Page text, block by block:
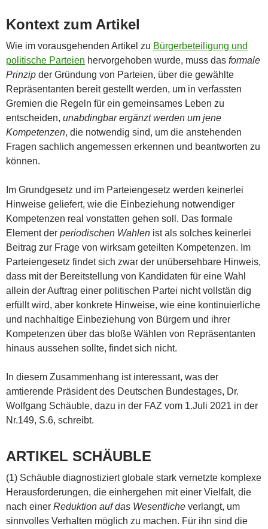
Kontext zum Artikel
Wie im vorausgehenden Artikel zu Bürgerbeteiligung und
politische Parteien hervorgehoben wurde, muss das formale
Prinzip der Gründung von Parteien, über die gewählte
Repräsentanten bereit gestellt werden, um in verfassten
Gremien die Regeln für ein gemeinsames Leben zu
entscheiden, unabdingbar ergänzt werden um jene
Kompetenzen, die notwendig sind, um die anstehenden
Fragen sachlich angemessen erkennen und beantworten zu
können.
Im Grundgesetz und im Parteiengesetz werden keinerlei
Hinweise geliefert, wie die Einbeziehung notwendiger
Kompetenzen real vonstatten gehen soll. Das formale
Element der periodischen Wahlen ist als solches keinerlei
Beitrag zur Frage von wirksam geteilten Kompetenzen. Im
Parteiengesetz findet sich zwar der unübersehbare Hinweis,
dass mit der Bereitstellung von Kandidaten für eine Wahl
allein der Auftrag einer politischen Partei nicht vollstän dig
erfüllt wird, aber konkrete Hinweise, wie eine kontinuierliche
und nachhaltige Einbeziehung von Bürgern und ihrer
Kompetenzen über das bloße Wählen von Repräsentanten
hinaus aussehen sollte, findet sich nicht.
In diesem Zusammenhang ist interessant, was der
amtierende Präsident des Deutschen Bundestages, Dr.
Wolfgang Schäuble, dazu in der FAZ vom 1.Juli 2021 in der
Nr.149, S.6, schreibt.
ARTIKEL SCHÄUBLE
(1) Schäuble diagnostiziert globale stark vernetzte komplexe
Herausforderungen, die einhergehen mit einer Vielfalt, die
nach einer Reduktion auf das Wesentliche verlangt, um
sinnvolles Verhalten möglich zu machen. Für ihn sind die